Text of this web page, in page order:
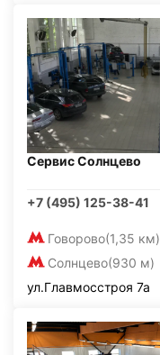
Сервис Солнцево
+7 (495) 125-38-41
Говорово(1,35 км)
Солнцево(930 м)
ул.Главмосстроя 7а